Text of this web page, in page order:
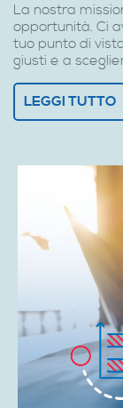
La nostra
opportunità. Ci
tuo punto di
giusti e a
LEGGI TUTTO